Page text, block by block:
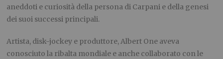
aneddoti e curiosità della persona di Carpani e della genesi
dei suoi successi principali.
Artista, disk-jockey e produttore, Albert One aveva
conosciuto la ribalta mondiale e anche collaborato con le